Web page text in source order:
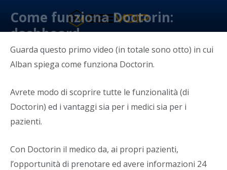
Come funziona Doctorin:
dashboard
Di Christian Noto - 18 Giugno 2024
Guarda questo primo video (in totale sono otto) in cui
Alban spiega come funziona Doctorin.
Avrete modo di scoprire tutte le funzionalità (di
Doctorin) ed i vantaggi sia per i medici sia per i
pazienti.
Con Doctorin il medico da, ai propri pazienti,
l’opportunità di prenotare ed avere informazioni 24